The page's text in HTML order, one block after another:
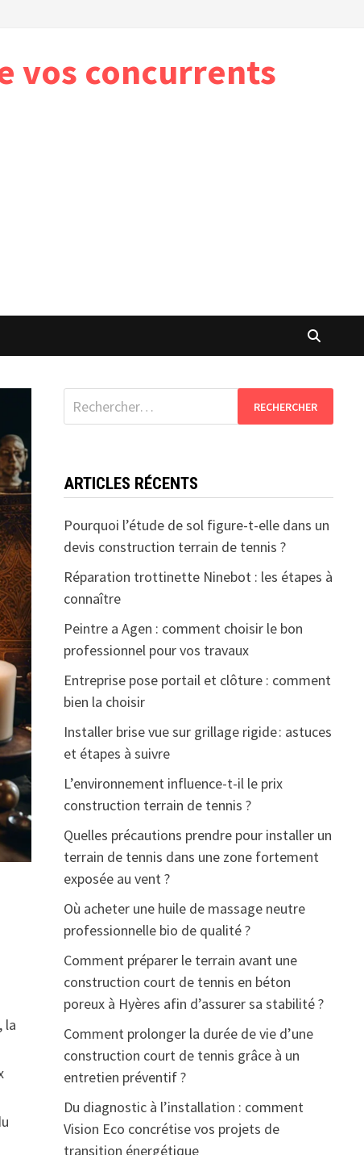
vos concurrents
la
Rechercher :
ARTICLES RÉCENTS
Pourquoi l’étude de sol figure-t-elle dans un
devis construction terrain de tennis ?
Réparation trottinette Ninebot : les étapes à
connaître
Peintre a Agen : comment choisir le bon
professionnel pour vos travaux
Entreprise pose portail et clôture : comment
bien la choisir
Installer brise vue sur grillage rigide : astuces
et étapes à suivre
L’environnement influence-t-il le prix
construction terrain de tennis ?
Quelles précautions prendre pour installer un
terrain de tennis dans une zone fortement
exposée au vent ?
Où acheter une huile de massage neutre
professionnelle bio de qualité ?
Comment préparer le terrain avant une
construction court de tennis en béton
poreux à Hyères afin d’assurer sa stabilité ?
Comment prolonger la durée de vie d’une
construction court de tennis grâce à un
entretien préventif ?
Du diagnostic à l’installation : comment
Vision Eco concrétise vos projets de
transition énergétique